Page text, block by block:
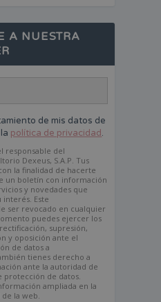
A NUESTRA
de mis datos de
política de privacidad.
responsable del
Dexeus, S.A.P. Tus
la finalidad de hacerte
un boletín con información
y novedades que
Este
ser revocado en cualquier
puedes ejercer los
supresión,
y oposición ante el
de datos a
tienes derecho a
ante la autoridad de
protección de datos.
ampliada en la
la web.